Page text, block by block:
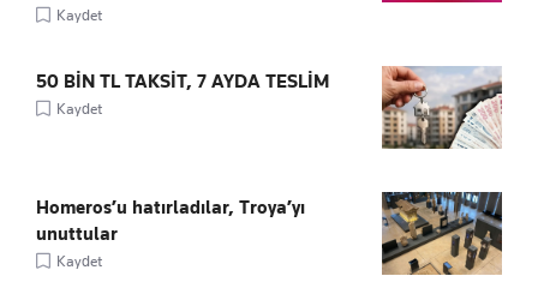
Kaydet
50 BİN TL TAKSİT, 7 AYDA TESLİM
Kaydet
Homeros’u hatırladılar, Troya’yı
unuttular
Kaydet